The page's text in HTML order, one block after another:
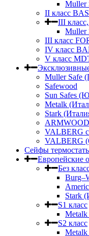
Muller
II класс
III
Muller
III класс
IV класс
V класс
Muller Safe
Safewood
Sun Safes
Metalk
Stark
VALBERG
VALBERG
Сейфы
Европейские
Без
Stark
S1 класс
S2 класс